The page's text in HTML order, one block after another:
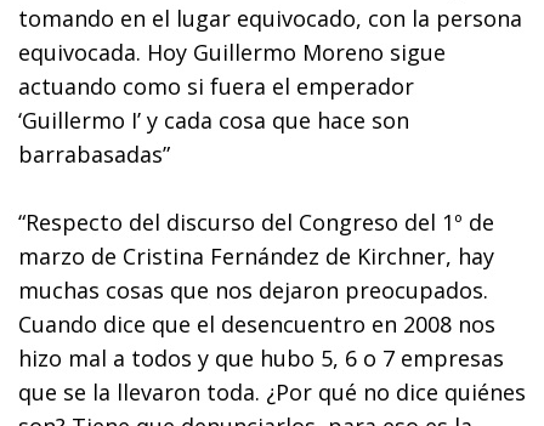
tomando en el lugar equivocado, con la persona
equivocada. Hoy Guillermo Moreno sigue
actuando como si fuera el emperador
‘Guillermo I’ y cada cosa que hace son
barrabasadas”
“Respecto del discurso del Congreso del 1º de
marzo de Cristina Fernández de Kirchner, hay
muchas cosas que nos dejaron preocupados.
Cuando dice que el desencuentro en 2008 nos
hizo mal a todos y que hubo 5, 6 o 7 empresas
que se la llevaron toda. ¿Por qué no dice quiénes